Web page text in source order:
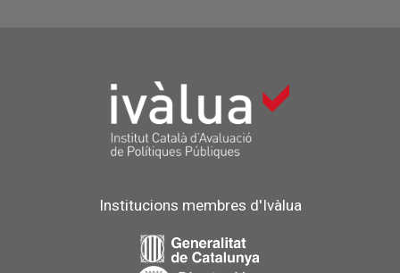
Institucions membres d'Ivàlua